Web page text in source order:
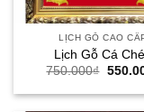
LỊCH GỖ CAO
Lịch Gỗ Cá
750.000₫ Giá
là: